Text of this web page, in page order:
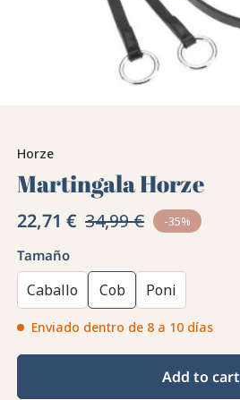
Horze
Martingala Horze
22,71 € 34,99 € -35%
Tamaño
Caballo Cob Poni
Enviado dentro de 8 a 10 días
Add to cart